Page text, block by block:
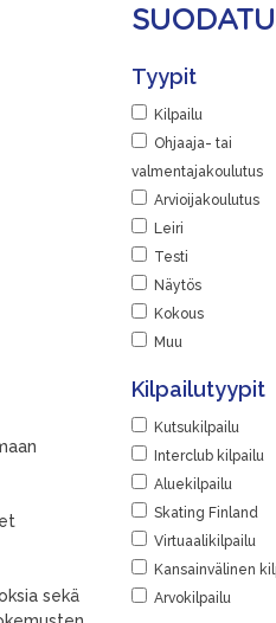
sekä
Tyypit
Kilpailu
Ohjaaja- tai
valmentajakoulutus
Arvioijakoulutus
Leiri
Testi
Näytös
Kokous
Muu
Kilpailutyypit
Kutsukilpailu
Interclub kilpailu
Aluekilpailu
Skating Finland
Virtuaalikilpailu
Kansainvälinen
Arvokilpailu